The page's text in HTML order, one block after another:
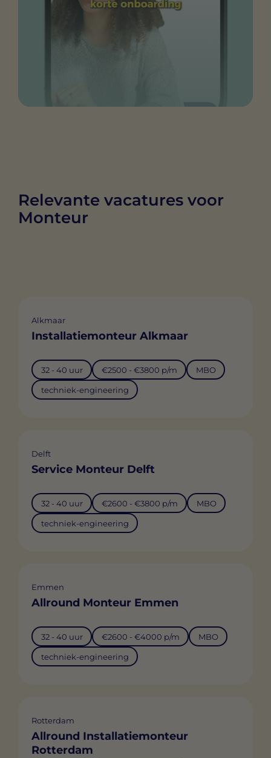
Relevante vacatures voor
Monteur
Alkmaar
Installatiemonteur Alkmaar
32 - 40 uur €2500 - €3800 p/m MBO
techniek-engineering
Delft
Service Monteur Delft
32 - 40 uur €2600 - €3800 p/m MBO
techniek-engineering
Emmen
Allround Monteur Emmen
32 - 40 uur €2600 - €4000 p/m MBO
techniek-engineering
Rotterdam
Allround Installatiemonteur
Rotterdam